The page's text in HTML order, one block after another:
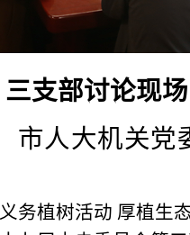
三支部讨论现场
人大机关党
务植树活动 厚植生